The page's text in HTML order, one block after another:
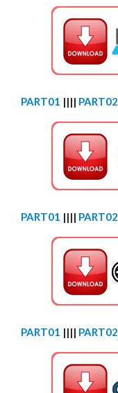
PART01 |||| PART02
PART01 |||| PART02
PART01 |||| PART02